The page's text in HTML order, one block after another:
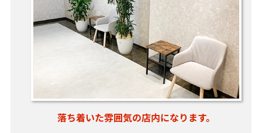
落ち着いた雰囲気の店内になります。